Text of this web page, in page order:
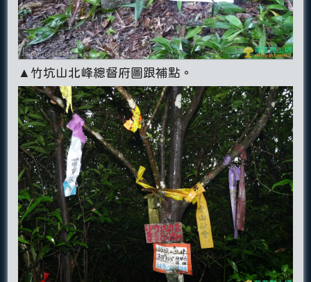
▲竹坑山北峰總督府圖跟補點。